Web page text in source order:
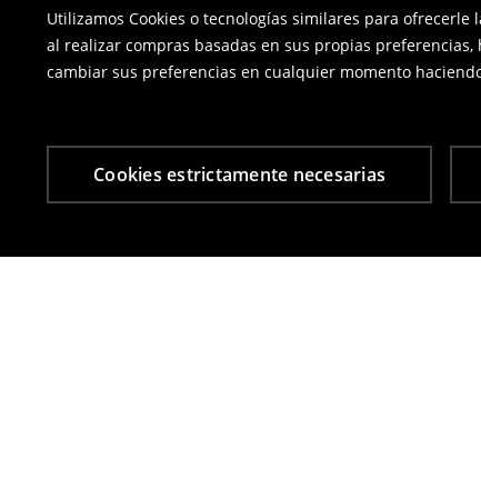
Utilizamos Cookies o tecnologías similares para
al realizar compras basadas en sus propias
cambiar sus preferencias en cualquier momento
Cookies estrictamente necesarias